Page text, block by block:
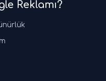
Reklamı?